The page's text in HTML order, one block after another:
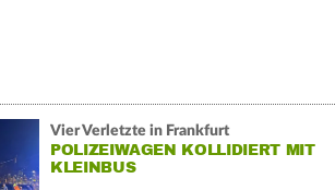
Vier Verletzte in Frankfurt
POLIZEIWAGEN KOLLIDIERT MIT
KLEINBUS